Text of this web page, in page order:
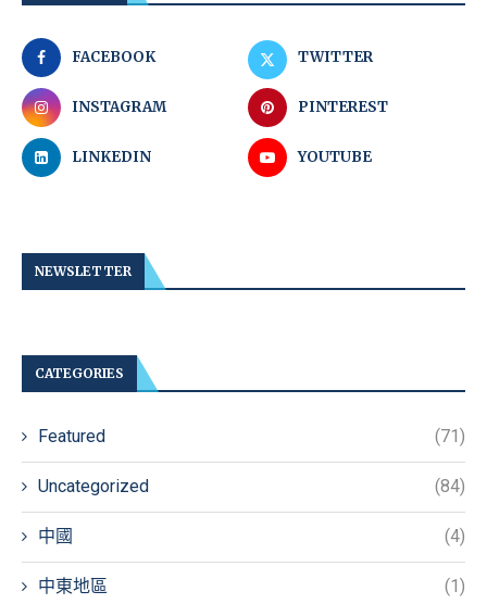
FACEBOOK TWITTER
INSTAGRAM PINTEREST
LINKEDIN YOUTUBE
NEWSLETTER
CATEGORIES
Featured (71)
Uncategorized (84)
中國 (4)
中東地區 (1)